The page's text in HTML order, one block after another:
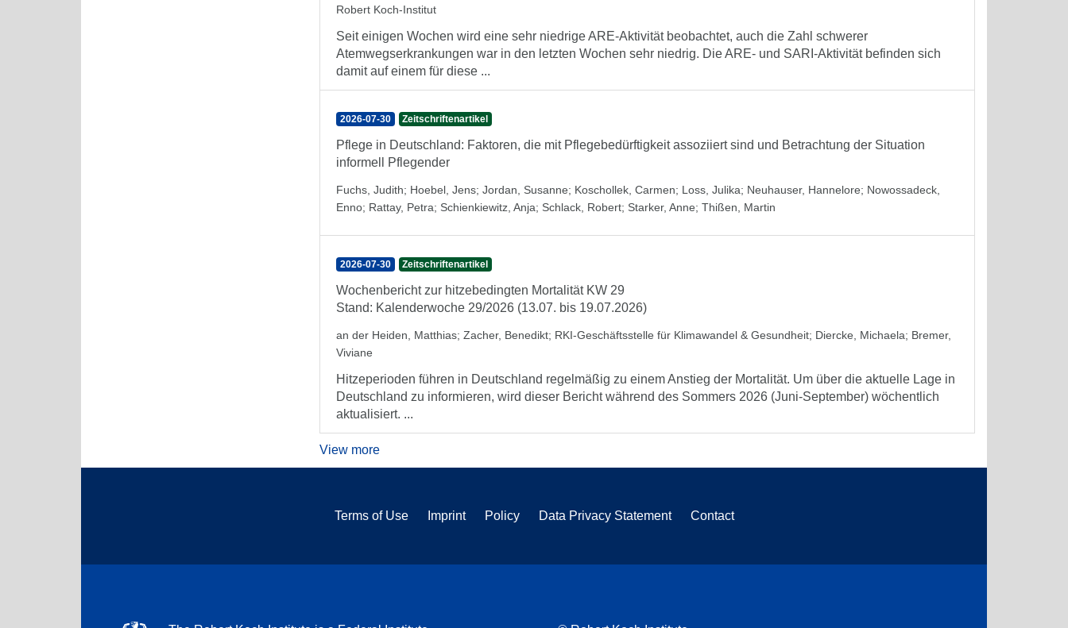
Robert Koch-Institut
Seit einigen Wochen wird eine sehr niedrige ARE-Aktivität beobachtet, auch die Zahl schwerer
Atemwegserkrankungen war in den letzten Wochen sehr niedrig. Die ARE- und SARI-Aktivität befinden sich
damit auf einem für diese ...
2026-07-30 Zeitschriftenartikel
Pflege in Deutschland: Faktoren, die mit Pflegebedürftigkeit assoziiert sind und Betrachtung der Situation
informell Pflegender
Fuchs, Judith; Hoebel, Jens; Jordan, Susanne; Koschollek, Carmen; Loss, Julika; Neuhauser, Hannelore; Nowossadeck,
Enno; Rattay, Petra; Schienkiewitz, Anja; Schlack, Robert; Starker, Anne; Thißen, Martin
2026-07-30 Zeitschriftenartikel
Wochenbericht zur hitzebedingten Mortalität KW 29
Stand: Kalenderwoche 29/2026 (13.07. bis 19.07.2026)
an der Heiden, Matthias; Zacher, Benedikt; RKI-Geschäftsstelle für Klimawandel & Gesundheit; Diercke, Michaela; Bremer,
Viviane
Hitzeperioden führen in Deutschland regelmäßig zu einem Anstieg der Mortalität. Um über die aktuelle Lage in
Deutschland zu informieren, wird dieser Bericht während des Sommers 2026 (Juni-September) wöchentlich
aktualisiert. ...
View more
Terms of Use Imprint Policy Data Privacy Statement Contact